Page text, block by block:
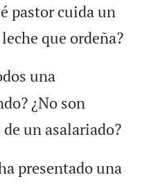
pastor cuida un
que ordeña?
una
¿No son
un asalariado?
presentado una